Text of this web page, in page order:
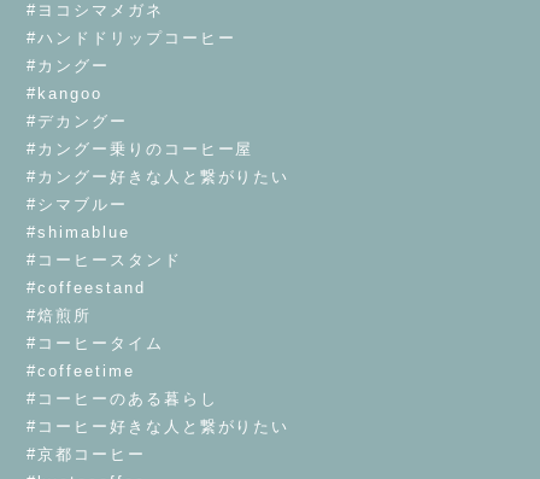
#ヨコシマメガネ
#ハンドドリップコーヒー
#カングー
#kangoo
#デカングー
#カングー乗りのコーヒー屋
#カングー好きな人と繋がりたい
#シマブルー
#shimablue
#コーヒースタンド
#coffeestand
#焙煎所
#コーヒータイム
#coffeetime
#コーヒーのある暮らし
#コーヒー好きな人と繋がりたい
#京都コーヒー